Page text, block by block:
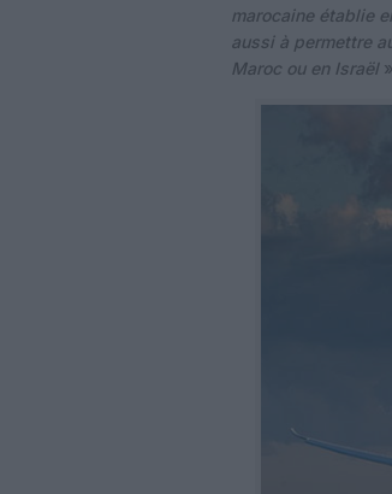
marocaine établie
aussi à permettre
Maroc ou en Israël